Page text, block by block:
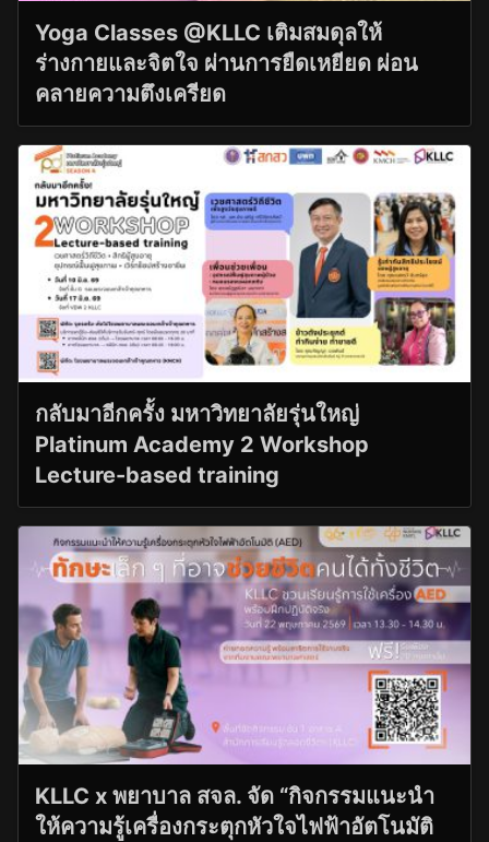
Yoga Classes @KLLC เติมสมดุลให้
ร่างกายและจิตใจ ผ่านการยืดเหยียด ผ่อน
คลายความตึงเครียด
กลับมาอีกครั้ง มหาวิทยาลัยรุ่นใหญ่
Platinum Academy 2 Workshop
Lecture-based training
KLLC x พยาบาล สจล. จัด “กิจกรรมแนะนำ
ให้ความรู้เครื่องกระตุกหัวใจไฟฟ้าอัตโนมัติ